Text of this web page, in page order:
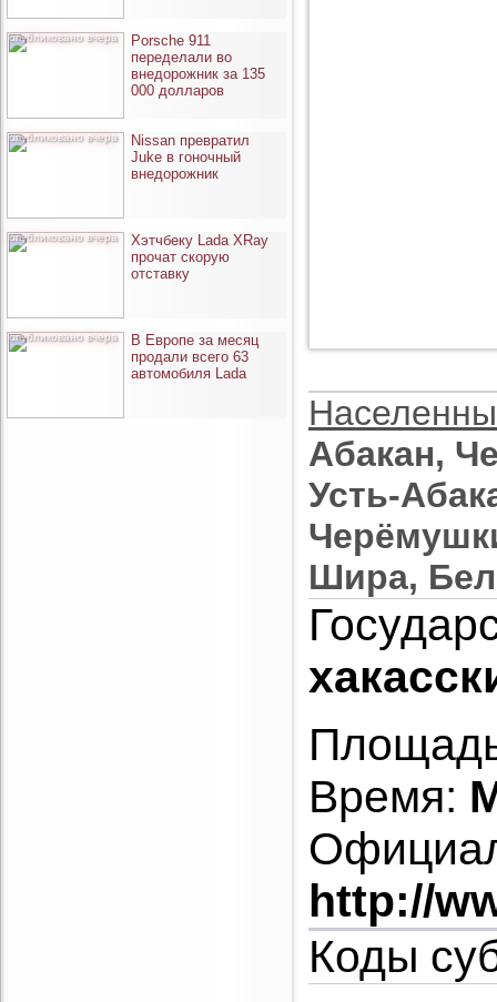
опубликовано вчера
Porsche 911
переделали во
внедорожник за 135
000 долларов
опубликовано вчера
Nissan превратил
Juke в гоночный
внедорожник
опубликовано вчера
Хэтчбеку Lada XRay
прочат скорую
отставку
опубликовано вчера
В Европе за месяц
продали всего 63
автомобиля Lada
Абакан,
Усть-
Шира,
Время:
http://
Коды